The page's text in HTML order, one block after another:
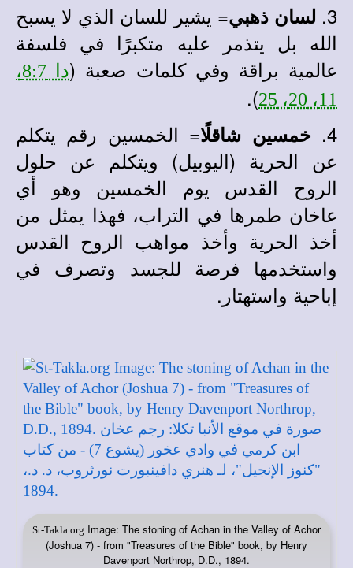
3. لسان ذهبي= يشير للسان الذي لا يسبح
الله بل يتذمر عليه متكبرًا في فلسفة
عالمية براقة وفي كلمات صعبة (
دا 8:7،
11، 20، 25
).
4.
خمسين شاقلًا= الخمسين رقم يتكلم
عن الحرية (اليوبيل) ويتكلم عن حلول
الروح القدس يوم الخمسين وهو أي
عاخان طمرها في التراب، فهذا يمثل من
أخذ الحرية وأخذ مواهب الروح القدس
واستخدمها فرصة للجسد وتصرف في
إباحية واستهتار.
St-Takla.org Image: The stoning of Achan in the Valley of Achor
(Joshua 7) - from "Treasures of the Bible" book, by Henry
Davenport Northrop, D.D., 1894.